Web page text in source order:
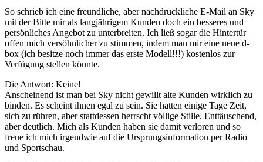
So schrieb ich eine freundliche, aber nachdrückliche E-Mail an Sky
mit der Bitte mir als langjährigem Kunden doch ein besseres und
persönliches Angebot zu unterbreiten. Ich ließ sogar die Hintertür
offen mich versöhnlicher zu stimmen, indem man mir eine neue d-
box (ich besitze noch immer das erste Modell!!!) kostenlos zur
Verfügung stellen könnte.
Die Antwort: Keine!
Anscheinend ist man bei Sky nicht gewillt alte Kunden wirklich zu
binden. Es scheint ihnen egal zu sein. Sie hatten einige Tage Zeit,
sich zu rühren, aber stattdessen herrscht völlige Stille. Enttäuschend,
aber deutlich. Mich als Kunden haben sie damit verloren und so
freue ich mich irgendwie auf die Ursprungsinformation per Radio
und Sportschau.